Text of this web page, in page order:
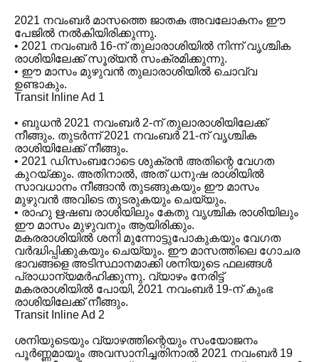
2021 നവംബർ മാസത്തെ ജാതക അവലോകനം ഈ
പേജിൽ നൽകിയിരിക്കുന്നു.
• 2021 നവംബർ 16-ന് തുലാരാശിയിൽ നിന്ന് വൃശ്ചിക
രാശിയിലേക്ക് സൂര്യൻ സംക്രമിക്കുന്നു.
• ഈ മാസം മുഴുവൻ തുലാരാശിയിൽ ചൊവ്വ
ഉണ്ടാകും.
Transit Inline Ad 1
• ബുധൻ 2021 നവംബർ 2-ന് തുലാരാശിയിലേക്ക്
നീങ്ങും. തുടർന്ന് 2021 നവംബർ 21-ന് വൃശ്ചിക
രാശിയിലേക്ക് നീങ്ങും.
• 2021 ഡിസംബറോടെ ശുക്രൻ അതിന്റെ വേഗത
കുറയ്ക്കും. അതിനാൽ, അത് ധനുഷ രാശിയിൽ
സാവധാനം നീങ്ങാൻ തുടങ്ങുകയും ഈ മാസം
മുഴുവൻ അവിടെ തുടരുകയും ചെയ്യും.
• രാഹു ഋഷബ രാശിയിലും കേതു വൃശ്ചിക രാശിയിലും
ഈ മാസം മുഴുവനും ആയിരിക്കും.
മകരരാശിയിൽ ശനി മുന്നോട്ടുപോകുകയും വേഗത
വർദ്ധിപ്പിക്കുകയും ചെയ്യും. ഈ മാസത്തിലെ ഗോചര
ഭാവങ്ങളെ അടിസ്ഥാനമാക്കി ശനിയുടെ ഫലങ്ങൾ
പ്രാധാന്യമർഹിക്കുന്നു. വ്യാഴം നേരിട്ട്
മകരരാശിയിൽ പോയി, 2021 നവംബർ 19-ന് കുംഭ
രാശിയിലേക്ക് നീങ്ങും.
Transit Inline Ad 2
ശനിയുടെയും വ്യാഴത്തിന്റെയും സംയോജനം
പൂർണ്ണമായും അവസാനിച്ചതിനാൽ 2021 നവംബർ 19